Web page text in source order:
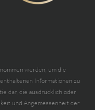
werden, um die
Informationen zu
dar, die ausdrücklich oder
und Angemessenheit der